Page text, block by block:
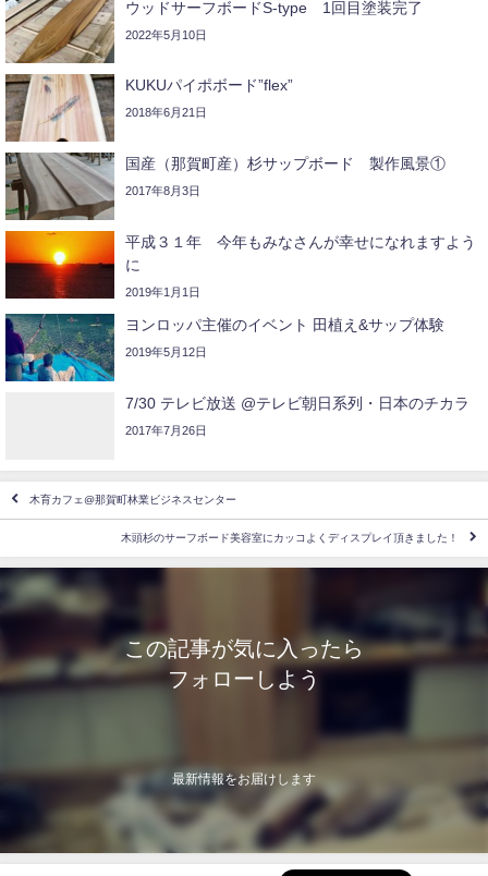
ウッドサーフボードS-type 1回目塗装完了
2022年5月10日
KUKUパイポボード”flex”
2018年6月21日
国産（那賀町産）杉サップボード 製作風景①
2017年8月3日
平成３１年 今年もみなさんが幸せになれますよう
に
2019年1月1日
ヨンロッパ主催のイベント 田植え&サップ体験
2019年5月12日
7/30 テレビ放送 @テレビ朝日系列・日本のチカラ
2017年7月26日
木育カフェ@那賀町林業ビジネスセンター
木頭杉のサーフボード美容室にカッコよくディスプレイ頂きました！
この記事が気に入ったら
フォローしよう
最新情報をお届けします